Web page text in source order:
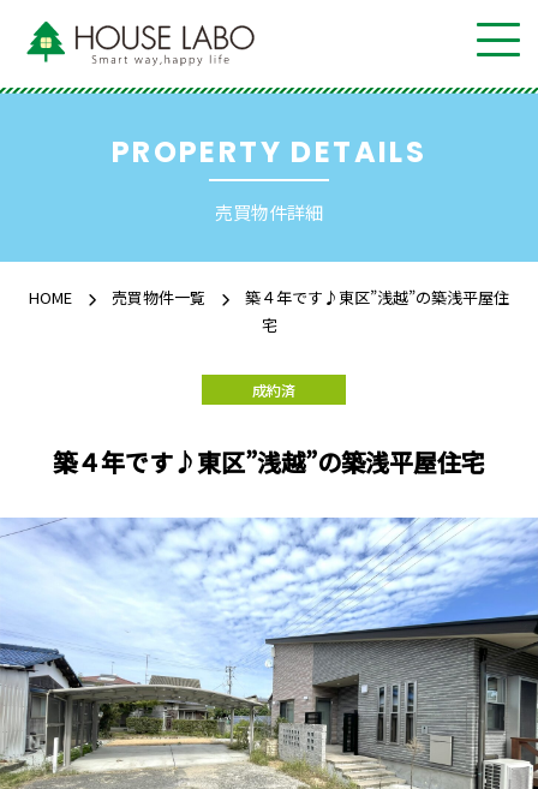
PROPERTY DETAILS
売買物件詳細
HOME 売買物件一覧
築４年です♪東区”浅越”の築浅平屋住
宅
成約済
築４年です♪東区”浅越”の築浅平屋住宅